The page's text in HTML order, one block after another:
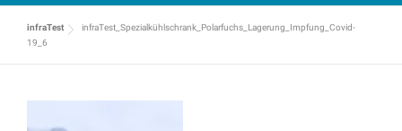
infraTest
infraTest_Spezialkühlschrank_Polarfuchs_Lagerung_Impfung_Covid-
19_6